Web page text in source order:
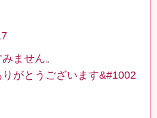
ません。
がとうございます&#1002